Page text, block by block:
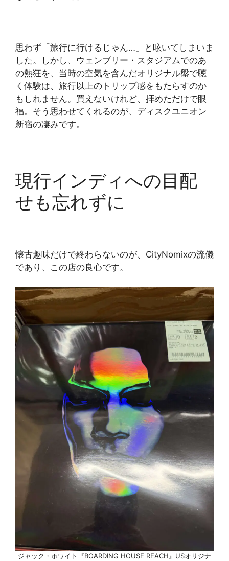
思わず「旅行に行けるじゃん…」と呟いてしまいま
した。しかし、ウェンブリー・スタジアムでのあ
の熱狂を、当時の空気を含んだオリジナル盤で聴
く体験は、旅行以上のトリップ感をもたらすのか
もしれません。買えないけれど、拝めただけで眼
福。そう思わせてくれるのが、ディスクユニオン
新宿の凄みです。
現行インディへの目配
せも忘れずに
懐古趣味だけで終わらないのが、CityNomixの流儀
であり、この店の良心です。
ジャック・ホワイト『BOARDING HOUSE REACH』USオリジナ